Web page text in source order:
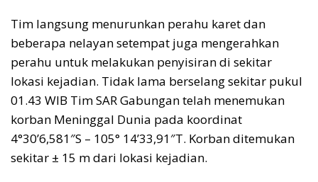
Tim langsung menurunkan perahu karet dan
beberapa nelayan setempat juga mengerahkan
perahu untuk melakukan penyisiran di sekitar
lokasi kejadian. Tidak lama berselang sekitar pukul
01.43 WIB Tim SAR Gabungan telah menemukan
korban Meninggal Dunia pada koordinat
4°30’6,581″S – 105° 14’33,91″T. Korban ditemukan
sekitar ± 15 m dari lokasi kejadian.